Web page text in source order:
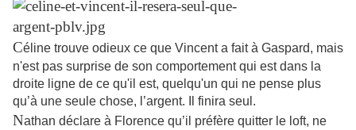
Céline trouve odieux ce que Vincent a fait à Gaspard, mais
n'est pas surprise de son comportement qui est dans la
droite ligne de ce qu'il est, quelqu'un qui ne pense plus
qu’à une seule chose, l’argent. Il finira seul.
Nathan déclare à Florence qu’il préfère quitter le loft, ne